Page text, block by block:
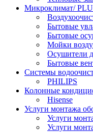
Микроклимат/
Бытовые
Бытовые
Мойки
Осушители
Бытовые
Системы
PHILIPS
Колонные
Hisense
Услуги монтажа
Услуги
Услуги